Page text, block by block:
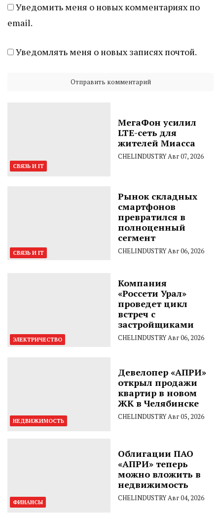
Уведомить меня о новых комментариях по
email.
Уведомлять меня о новых записях почтой.
СВЯЗЬ И IT
МегаФон усилил
LTE-сеть для
жителей Миасса
CHELINDUSTRYАвг 07, 2026
СВЯЗЬ И IT
Рынок складных
смартфонов
превратился в
полноценный
сегмент
CHELINDUSTRYАвг 06, 2026
ЭЛЕКТРИЧЕСТВО
Компания
«Россети Урал»
проведет цикл
встреч с
застройщиками
CHELINDUSTRYАвг 06, 2026
НЕДВИЖИМОСТЬ
Девелопер «АПРИ»
открыл продажи
квартир в новом
ЖК в Челябинске
CHELINDUSTRYАвг 05, 2026
ФИНАНСЫ
Облигации ПАО
«АПРИ» теперь
можно вложить в
недвижимость
CHELINDUSTRYАвг 04, 2026